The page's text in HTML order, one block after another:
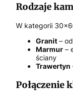
Rodzaje
W kategorii
Granit –
Marmur –
ściany
Trawertyn
Połączenie